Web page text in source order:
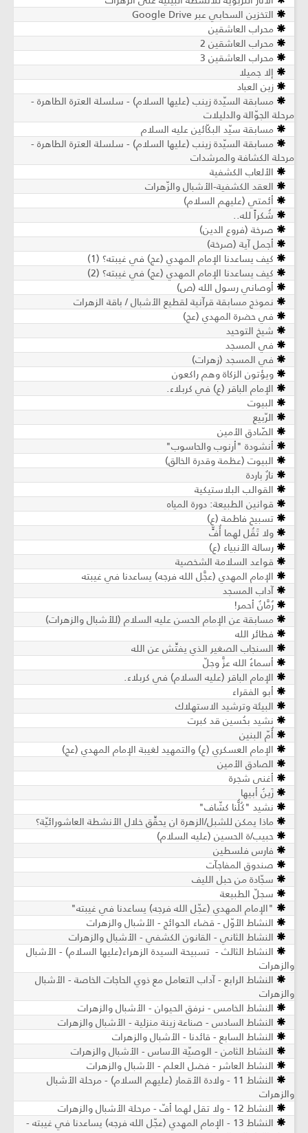
التخزين السحابي عبر Google Drive
محراب العاشقين
محراب العاشقين 2
محراب العاشقين 3
إلا جميلا
زين العباد
مسابقة السيّدة زينب (عليها السلام) - سلسلة العترة الطاهرة -
مرحلة الجوّالة والدليلات
مسابقة سيّد البكّائين عليه السلام
مسابقة السيّدة زينب (عليها السلام) - سلسلة العترة الطاهرة -
مرحلة الكشافة والمرشدات
الألعاب الكشفية
العقد الكشفية-الأشبال والزّهرات
أئمتي (عليهم السلام)
شُكراً لله..
صرخة (فروع الدين)
أجمل آية (صرخة)
كيف يساعدنا الإمام المهدي (عج) في غيبته؟ (1)
كيف يساعدنا الإمام المهدي (عج) في غيبته؟ (2)
أوصاني رسول الله (ص)
نموذج مسابقة قرآنية لقطيع الأشبال / باقة الزهرات
في حضرة المهدي (عج)
شيخ التوحيد
في المسجد
في المسجد (زهرات)
ويؤتون الزكاة وهم راكعون
الإمام الباقر (ع) في كربلاء.
البيوت
الرّبيع
الصّادق الأمين
أنشودة "أرنوب والحاسوب"
البيوت (عظمة وقدرة الخالق)
نارٌ باردة
القوالب البلاستيكية
قوانين الطبيعة: دورة المياه
تسبيح فاطمة (ع)
ولا تَقُل لهما أُفٍّ
رسالة الأنبياء (ع)
قواعد السلامة الشخصية
الإمام المهدي (عجَّل الله فرجه) يساعدنا في غيبته
آداب المسجد
رُمَّانٌ أحمر!
مسابقة عن الإمام الحسن عليه السلام (للأشبال والزهرات)
فطائر الله
السنجاب الصغير الذي يفتِّش عن الله
أسماءُ الله عزَّ وجلّ
الإمام الباقر (عليه السلام) في كربلاء.
أبو الفقراء
البيئة وترشيد الاستهلاك
نشيد بحُسين قد كبرت
أُمّ البنين
الإمام العسكري (ع) والتمهيد لغيبة الإمام المهدي (عج)
الصادق الأمين
أغنى شجرة
زَينُ أبيها
نشيد "كُلُّنا كشّاف"
ماذا يمكن للشبل/الزهرة ان يحقِّق خلال الأنشطة العاشورائيّة؟
حبيب/ة الحسين (عليه السلام)
فارس فلسطين
صندوق المفاجآت
سجّادة من حبل الليف
سجلّ الطبيعة
"الإمام المهدي (عجّل الله فرجه) يساعدنا في غيبته"
النشاط الأوّل - قضاء الحوائج - الأشبال والزهرات
النشاط الثاني - القانون الكشفي - الأشبال والزهرات
النشاط الثالث - تسبيحة السيدة الزهراء(علیها السلام) - الأشبال
والزهرات
النشاط الرابع - آداب التعامل مع ذوي الحاجات الخاصة - الأشبال
والزهرات
النشاط الخامس - نرفق الحيوان - الأشبال والزهرات
النشاط السادس - صناعة زينة منزلية - الأشبال والزهرات
النشاط السابع - قائدنا - الأشبال والزهرات
النشاط الثامن - الوصيّة الأساس - الأشبال والزهرات
النشاط العاشر - فضل العلم - الأشبال والزهرات
النشاط 11 - ولادة الأقمار (عليهم السلام) - مرحلة الأشبال
والزهرات
النشاط 12 - ولا تقل لهما أفّ - مرحلة الأشبال والزهرات
النشاط 13 - الإمام المهدي (عجّل الله فرجه) يساعدنا في غيبته -